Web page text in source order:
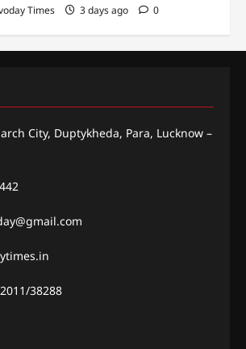
Times 3 days ago 0
City, Duptykheda, Para, Lucknow –
38288